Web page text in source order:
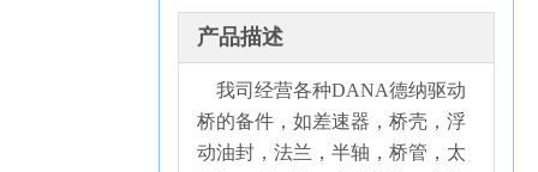
产品描述
我司经营各种DANA德纳驱动
桥的备件，如差速器，桥壳，浮
动油封，法兰，半轴，桥管，太